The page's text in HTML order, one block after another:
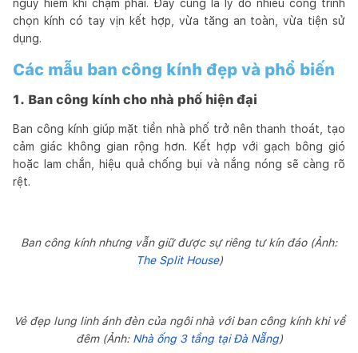
nguy hiểm khi chạm phải. Đây cũng là lý do nhiều công trình
chọn kính có tay vịn kết hợp, vừa tăng an toàn, vừa tiện sử
dụng.
Các mẫu ban công kính đẹp và phổ biến
1. Ban công kính cho nhà phố hiện đại
Ban công kính giúp mặt tiền nhà phố trở nên thanh thoát, tạo
cảm giác không gian rộng hơn. Kết hợp với gạch bông gió
hoặc lam chắn, hiệu quả chống bụi và nắng nóng sẽ càng rõ
rệt.
Ban công kính nhưng vẫn giữ được sự riêng tư kín đáo (Ảnh:
The Split House)
Vẻ đẹp lung linh ánh đèn của ngôi nhà với ban công kính khi về
đêm (Ảnh: Nhà ống 3 tầng tại Đà Nẵng)